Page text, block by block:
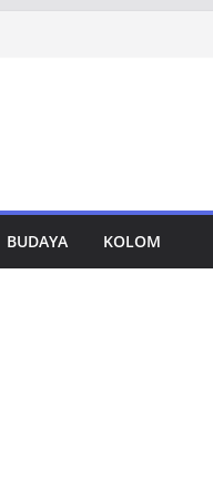
BUDAYA KOLOM